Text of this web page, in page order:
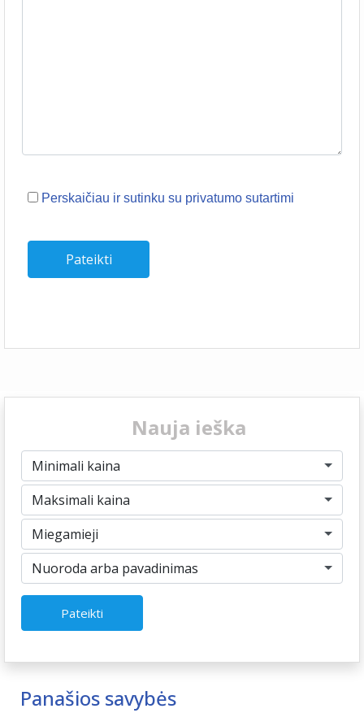
Perskaičiau ir sutinku su privatumo sutartimi
Nauja ieška
Minimali kaina
Maksimali kaina
Miegamieji
Nuoroda arba pavadinimas
Pateikti
Panašios savybės